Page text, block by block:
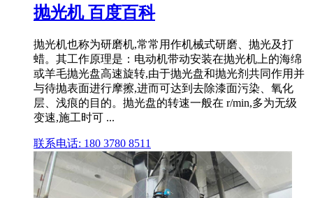
抛光机 百度百科
抛光机也称为研磨机,常常用作机械式研磨、抛光及打
蜡。其工作原理是：电动机带动安装在抛光机上的海绵
或羊毛抛光盘高速旋转,由于抛光盘和抛光剂共同作用并
与待抛表面进行摩擦,进而可达到去除漆面污染、氧化
层、浅痕的目的。抛光盘的转速一般在 r/min,多为无级
变速,施工时可 ...
联系电话: 180 3780 8511